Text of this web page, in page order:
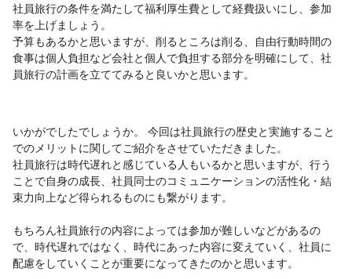
社員旅行の条件を満たして福利厚生費として経費扱いにし、参加
率を上げましょう。
予算もあるかと思いますが、削るところは削る、自由行動時間の
食事は個人負担など会社と個人で負担する部分を明確にして、社
員旅行の計画を立ててみると良いかと思います。
いかがでしたでしょうか。 今回は社員旅行の歴史と実施すること
でのメリットに関してご紹介をさせていただきました。
社員旅行は時代遅れと感じている人もいるかと思いますが、行う
ことで自身の成長、社員同士のコミュニケーションの活性化・結
束力向上など得られるものにも繋がります。
もちろん社員旅行の内容によっては参加が難しいなどがあるの
で、時代遅れではなく、時代にあった内容に変えていく、社員に
配慮をしていくことが重要になってきたのかと思います。